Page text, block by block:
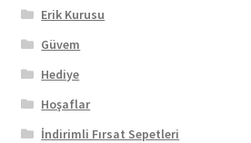
Erik Kurusu
Güvem
Hediye
Hoşaflar
İndirimli Fırsat Sepetleri